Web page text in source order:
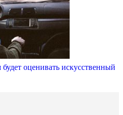
оценивать искусственный